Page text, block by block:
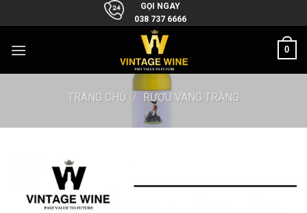
to
GỌI NGAY
038 737 6666
0
TRANG CHỦ / RƯỢU VANG TRẮNG